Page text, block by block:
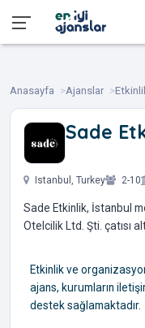
Anasayfa Ajanslar
Sade
Istanbul, Turkey 2-10
Sade Etkinlik, İstanbul
Otelcilik Ltd. Şti. çatısı
Etkinlik ve
ajans, kurumların
destek sağlamaktadır.